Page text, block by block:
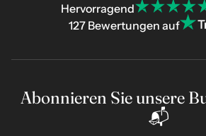
Hervorragend
127 Bewertungen auf
Abonnieren Sie unsere
📬